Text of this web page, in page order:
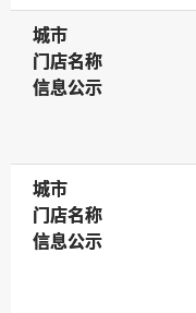
城市
城市
门店名称
门店名称
信息公示
信息公示
城市
城市
门店名称
门店名称
信息公示
信息公示